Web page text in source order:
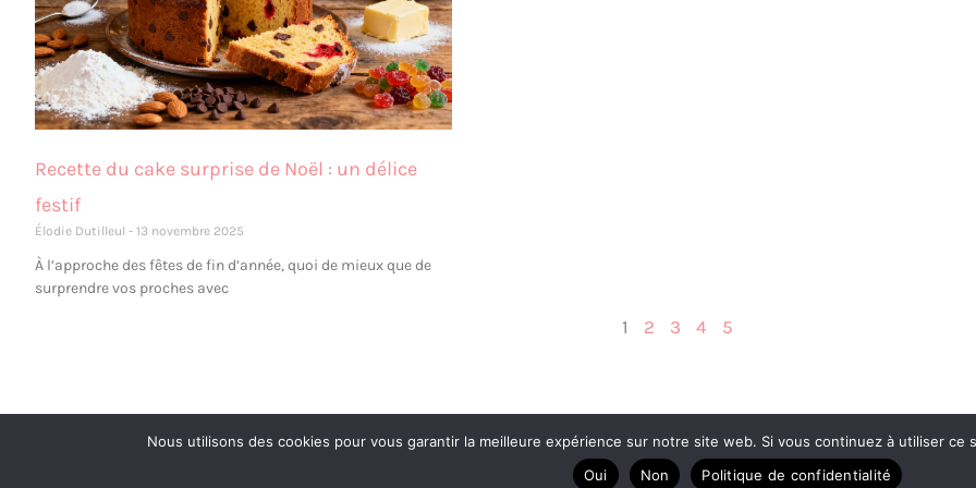
Recette du cake surprise de Noël : un délice
festif
Élodie Dutilleul 13 novembre 2025
À l’approche des fêtes de fin d’année, quoi de mieux que de
surprendre vos proches avec
1 2 3 4 5
Nous utilisons des cookies pour vous garantir la meilleure expérience sur notre site web. Si vous continuez à utiliser
Oui
Non Politique de confidentialité